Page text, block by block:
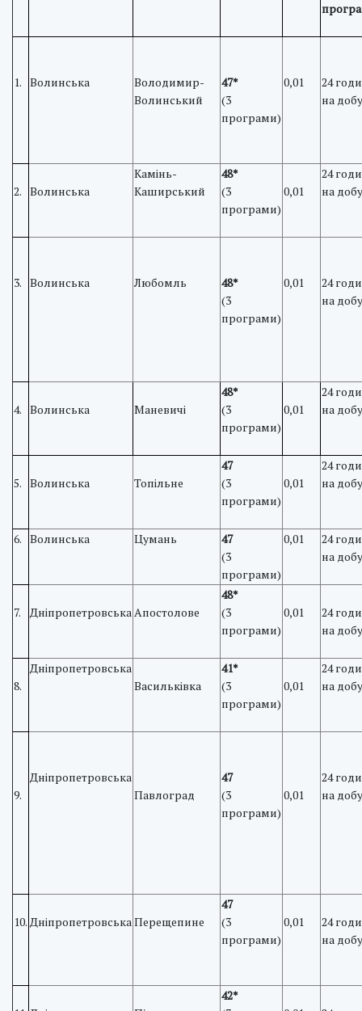
1. Волинська
Володимир-
Волинський
47*
(3
програми)
0,01
24
на добу
2. Волинська
Камінь-
Каширський
48*
(3
програми)
0,01
24
на добу
3. Волинська Любомль
48*
(3
програми)
0,01
24
на добу
4. Волинська Маневичі
48*
(3
програми)
0,01
24
на добу
5. Волинська Топільне
47
(3
програми)
0,01
24
на добу
6. Волинська Цумань
47
(3
програми)
0,01
24
на добу
7. ДніпропетровськаАпостолове
48*
(3
програми)
0,01
24
на добу
8.
Дніпропетровська
Васильківка
41*
(3
програми)
0,01
24
на добу
9.
Дніпропетровська
Павлоград
47
(3
програми)
0,01
24
на добу
10. ДніпропетровськаПерещепине
47
(3
програми)
0,01
24
на добу
42*